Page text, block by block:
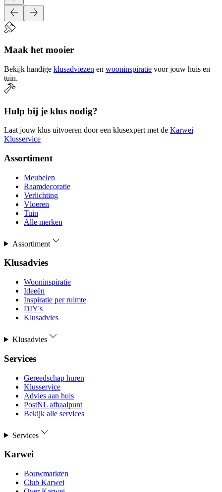
Maak het mooier
Bekijk handige klusadviezen en wooninspiratie voor jouw huis en
tuin.
Hulp bij je klus nodig?
Laat jouw klus uitvoeren door een klusexpert met de Karwei
Klusservice
Assortiment
Meubelen
Raamdecoratie
Verlichting
Vloeren
Tuin
Alle merken
Assortiment
Klusadvies
Wooninspiratie
Ideeën
Inspiratie per ruimte
DIY's
Klusadvies
Klusadvies
Services
Gereedschap huren
Klusservice
Advies aan huis
PostNL afhaalpunt
Bekijk alle services
Services
Karwei
Bouwmarkten
Club Karwei